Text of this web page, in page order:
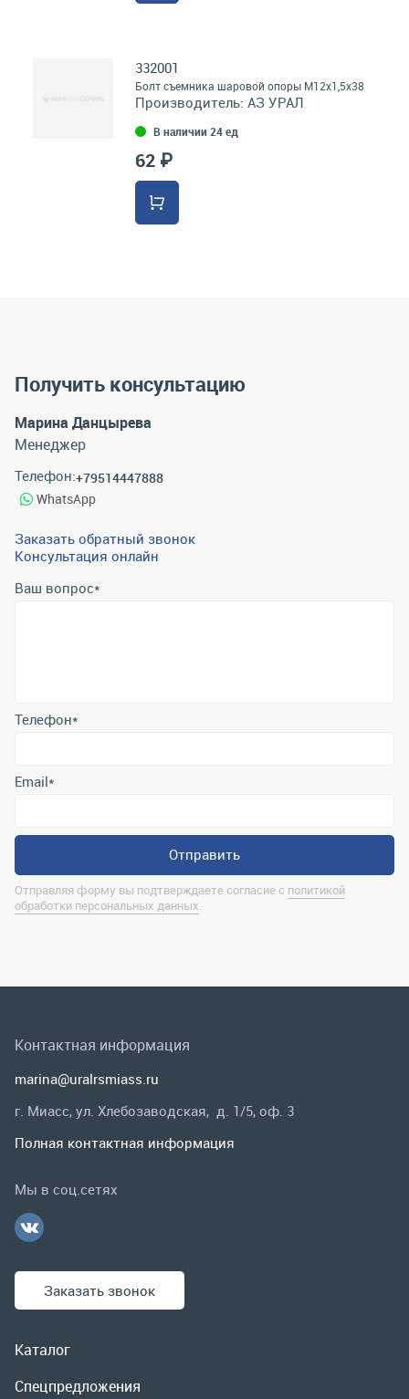
332001
Болт съемника шаровой опоры М12х1,5х38
Производитель: АЗ УРАЛ
В наличии 24 ед
62 ₽
Получить консультацию
Марина Данцырева
Менеджер
Телефон:+79514447888
WhatsApp
Заказать обратный звонок
Консультация онлайн
Ваш вопрос*
Отправляя форму вы подтверждаете согласие с
Спецпредложения
Гарантии и возврат
Контактная информация
marina@uralrsmiass.ru
Заказать звонок